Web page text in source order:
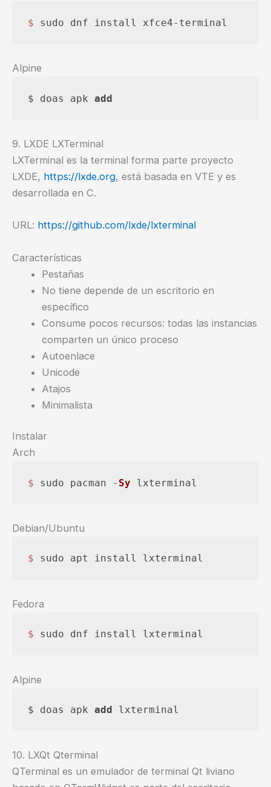
$ sudo dnf install xfce4-terminal
Alpine
$ doas apk add
9. LXDE LXTerminal
LXTerminal es la terminal forma parte proyecto
LXDE, https://lxde.org, está basada en VTE y es
desarrollada en C.
URL: https://github.com/lxde/lxterminal
Características
Pestañas
No tiene depende de un escritorio en
específico
Consume pocos recursos: todas las instancias
comparten un único proceso
Autoenlace
Unicode
Atajos
Minimalista
Instalar
Arch
$ sudo pacman - Sy lxterminal
Debian/Ubuntu
$ sudo apt install lxterminal
Fedora
$ sudo dnf install lxterminal
Alpine
$ doas apk add lxterminal
10. LXQt Qterminal
QTerminal es un emulador de terminal Qt liviano